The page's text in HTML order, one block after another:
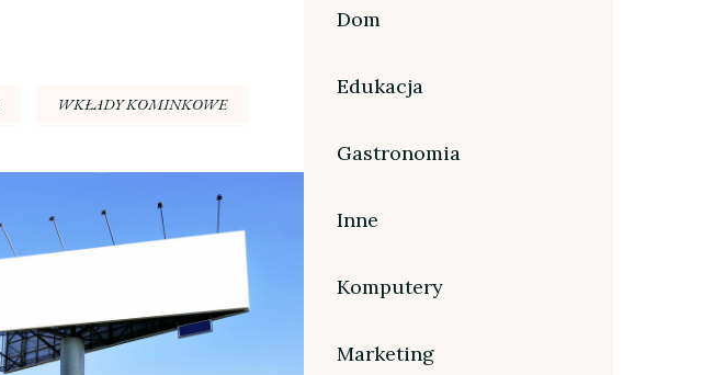
WKŁADY KOMINKOWE
Dom
Edukacja
Gastronomia
Inne
Komputery
Marketing